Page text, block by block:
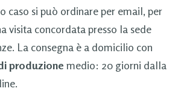
caso si può ordinare per email, per
visita concordata presso la sede
La consegna è a domicilio con
produzione medio: 20 giorni dalla